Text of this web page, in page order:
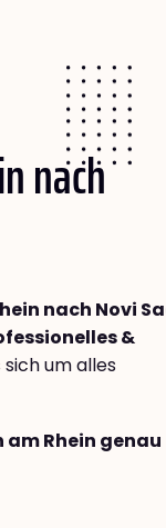
nach
nach Novi
&
sich um alles
Rhein genau